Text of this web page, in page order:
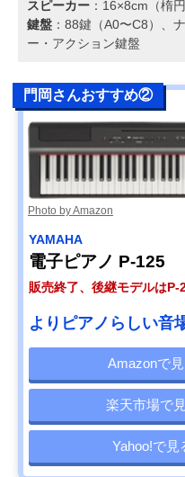
スピーカー ：16×8cm（楕
鍵盤 ：88鍵（A0〜C8）、
ー・アクション鍵盤
門岡さんおすすめ②
Photo by Amazon
YAMAHA
電子ピアノ P-125
販売終了、後継モデルはP-
よりピアノらしい音
Amazonで見
楽天市場で
Yahoo!で見